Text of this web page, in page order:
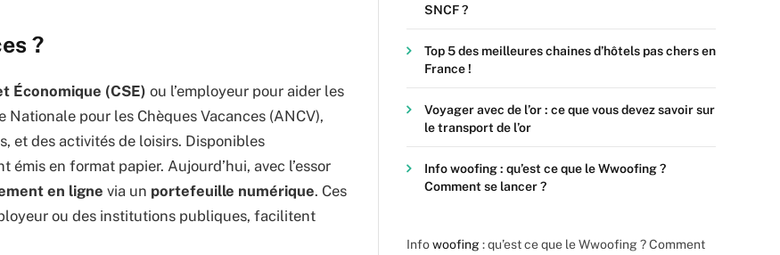
?
Économique (CSE) ou l’employeur pour aider les
Nationale pour les Chèques Vacances (ANCV),
et des activités de loisirs. Disponibles
émis en format papier. Aujourd’hui, avec l’essor
en ligne via un portefeuille numérique. Ces
ou des institutions publiques, facilitent
SNCF ?
Top 5 des meilleures chaines d’hôtels pas chers en
France !
Voyager avec de l’or : ce que vous devez savoir sur
le transport de l’or
Info woofing : qu’est ce que le Wwoofing ?
Comment se lancer ?
Infowoofing: qu’est ce que le Wwoofing ? Comment